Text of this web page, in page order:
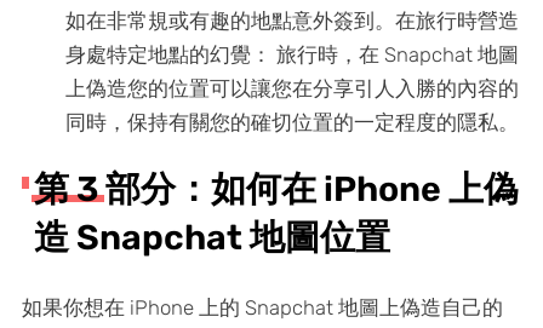
如在非常規或有趣的地點意外簽到。在旅行時營造
身處特定地點的幻覺： 旅行時，在 Snapchat 地圖
上偽造您的位置可以讓您在分享引人入勝的內容的
同時，保持有關您的確切位置的一定程度的隱私。
第 3 部分：如何在 iPhone 上偽
造 Snapchat 地圖位置
如果你想在 iPhone 上的 Snapchat 地圖上偽造自己的